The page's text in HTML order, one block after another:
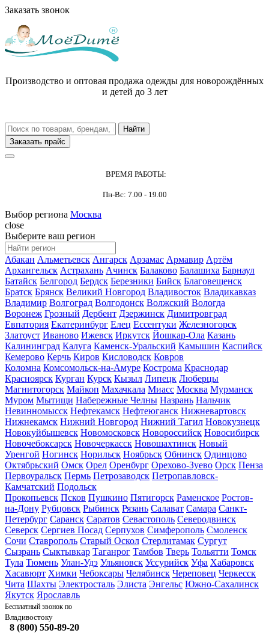
Заказать звонок
Производство и оптовая продажа одежды для новорождённых
и детей до 3 лет
Заказать прайс
ВРЕМЯ РАБОТЫ:
Пн-Вс: 7.00 - 19.00
Выбор региона Москва
close
Выберите ваш регион
Абакан Альметьевск Ангарск Арзамас Армавир Артём
Архангельск Астрахань Ачинск Балаково Балашиха Барнаул
Батайск Белгород Бердск Березники Бийск Благовещенск
Братск Брянск Великий Новгород Владивосток Владикавказ
Владимир Волгоград Волгодонск Волжский Вологда
Воронеж Грозный Дербент Дзержинск Димитровград
Евпатория Екатеринбург Елец Ессентуки Железногорск
Златоуст Иваново Ижевск Иркутск Йошкар-Ола Казань
Калининград Калуга Каменск-Уральский Камышин Каспийск
Кемерово Керчь Киров Кисловодск Ковров
Коломна Комсомольск-на-Амуре Кострома Краснодар
Красноярск Курган Курск Кызыл Липецк Люберцы
Магнитогорск Майкоп Махачкала Миасс Москва Мурманск
Муром Мытищи Набережные Челны Назрань Нальчик
Невинномысск Нефтекамск Нефтеюганск Нижневартовск
Нижнекамск Нижний Новгород Нижний Тагил Новокузнецк
Новокуйбышевск Новомосковск Новороссийск Новосибирск
Новочебоксарск Новочеркасск Новошахтинск Новый
Уренгой Ногинск Норильск Ноябрьск Обнинск Одинцово
Октябрьский Омск Орел Оренбург Орехово-Зуево Орск Пенза
Первоуральск Пермь Петрозаводск Петропавловск-
Камчатский Подольск
Прокопьевск Псков Пушкино Пятигорск Раменское Ростов-
на-Дону Рубцовск Рыбинск Рязань Салават Самара Санкт-
Петербург Саранск Саратов Севастополь Северодвинск
Северск Сергиев Посад Серпухов Симферополь Смоленск
Сочи Ставрополь Старый Оскол Стерлитамак Сургут
Сызрань Сыктывкар Таганрог Тамбов Тверь Тольятти Томск
Тула Тюмень Улан-Удэ Ульяновск Уссурийск Уфа Хабаровск
Хасавюрт Химки Чебоксары Челябинск Череповец Черкесск
Чита Шахты Электросталь Элиста Энгельс Южно-Сахалинск
Якутск Ярославль
Бесплатный звонок по
Владивостоку
8 (800) 550-89-20